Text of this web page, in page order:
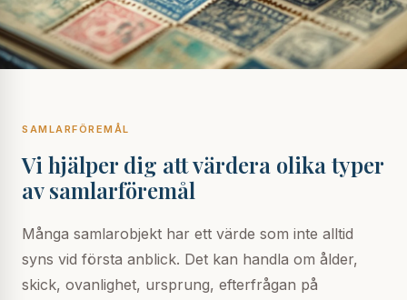
SAMLARFÖREMÅL
Vi hjälper dig att värdera olika typer
av samlarföremål
Många samlarobjekt har ett värde som inte alltid
syns vid första anblick. Det kan handla om ålder,
skick, ovanlighet, ursprung, efterfrågan på